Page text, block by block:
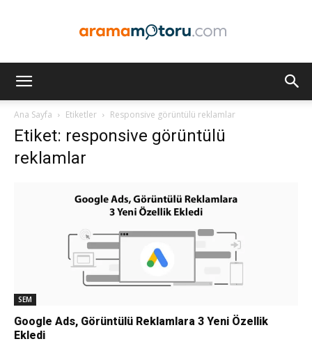
Optimizasyonu
Ana Sayfa Etiketler Responsive görüntülü reklamlar
Etiket: responsive görüntülü
reklamlar
SEM
Google Ads, Görüntülü Reklamlara 3 Yeni Özellik
Ekledi